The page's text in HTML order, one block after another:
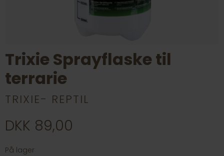
Trixie Sprayflaske til
terrarie
TRIXIE- REPTIL
DKK 89,00
På lager